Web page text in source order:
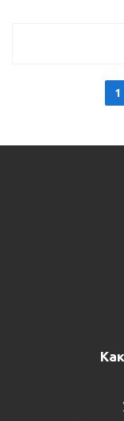
1